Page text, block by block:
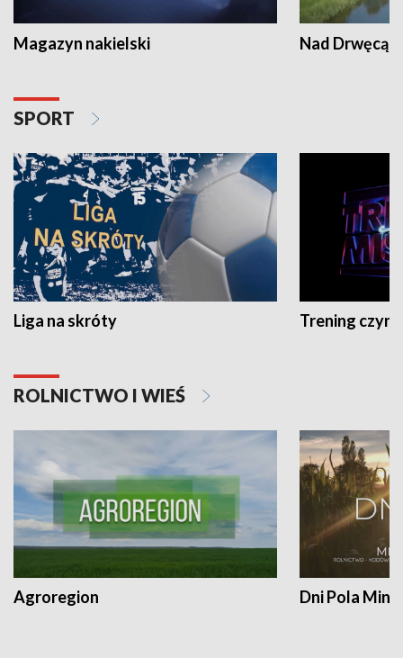
Magazyn nakielski Nad Drwęcą
SPORT
Liga na skróty Trening czyni
ROLNICTWO I WIEŚ
Agroregion Dni Pola